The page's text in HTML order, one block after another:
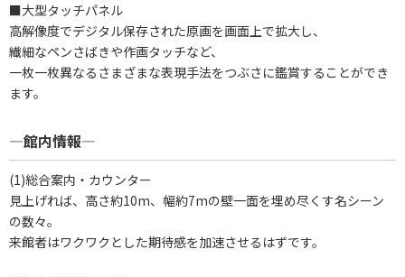
■大型タッチパネル
高解像度でデジタル保存された原画を画面上で拡大し、
繊細なペンさばきや作画タッチなど、
一枚一枚異なるさまざまな表現手法をつぶさに鑑賞することができ
ます。
―館内情報―
(1)総合案内・カウンター
見上げれば、高さ約10m、幅約7mの壁一面を埋め尽くす名シーン
の数々。
来館者はワクワクとした期待感を加速させるはずです。